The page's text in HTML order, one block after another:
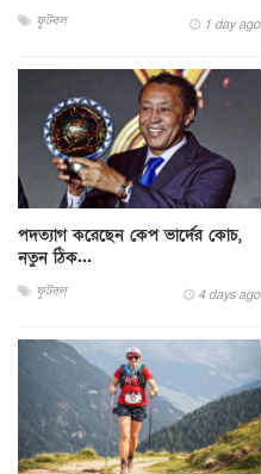
ফুটবল 1 day ago
পদত্যাগ করেছেন কেপ ভার্দের কোচ,
নতুন ঠিক...
ফুটবল 4 days ago